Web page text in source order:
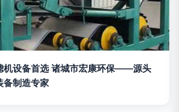
机设备首选 诸城市宏康环保——源头
备制造专家